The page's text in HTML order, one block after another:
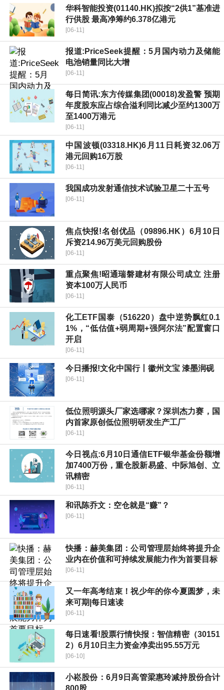
华科智能投资(01140.HK)拟按“2供1”基准进
行供股 最高净筹约6.378亿港元
[06-11]
报道:PriceSeek提醒：5月国内动力及储能
电池销量同比大增
[06-11]
每日简讯:东方传媒集团(00018)发盈警 预期
年度股东应占综合溢利同比减少至约1300万
至1400万港元
[06-11]
中国波顿(03318.HK)6月11日耗资32.06万
港元回购16万股
[06-11]
我国成功发射通信技术试验卫星二十五号
[06-11]
焦点快报!名创优品（09896.HK）6月10日
斥资214.96万美元回购股份
[06-11]
重点聚焦!昭通瑞磐建材有限公司成立 注册
资本100万人民币
[06-11]
化工ETF国泰（516220）盘中逆势飘红0.1
1%，“低估值+弱周期+强阿尔法”配置窗口
开启
[06-11]
今日播报!文化中国行丨徽州文宝 漆墨润砚
[06-11]
低位照明源头厂家选哪家？深圳杰力赛，国
内首家原创低位照明研发生产工厂
[06-11]
今日视点:6月10日通信ETF银华基金份额增
加7400万份，重仓股新易盛、中际旭创、立
讯精密
[06-11]
和讯陈乔文：空仓就是“赚”？
[06-11]
快播：赫美集团：公司管理层始终将提升企
业内在价值和可持续发展能力作为首要目标
[06-11]
又一年高考结束！祝少年的你今夏圆梦，未
来可期|每日速读
[06-11]
每日速看!股票行情快报：智信精密（30151
2）6月10日主力资金净卖出95.55万元
[06-10]
小崧股份：6月9日高管梁惠玲减持股份合计